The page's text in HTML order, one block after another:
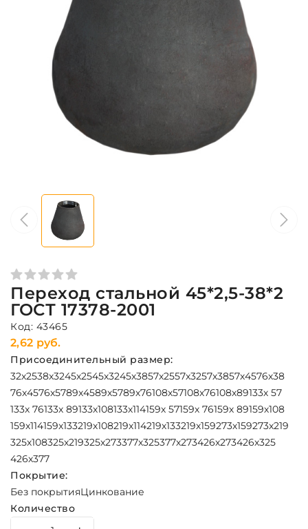
Переход стальной 45*2,5-38*2
ГОСТ 17378-2001
Код: 43465
2,62 руб.
Присоединительный размер:
32х2538х3245х2545х3245х3857х2557х3257х3857х4576х38
76х4576х5789х4589х5789х76108х57108х76108х89133х 57
133х 76133х 89133х108133х114159х 57159х 76159х 89159х108
159х114159х133219х108219х114219х133219х159273х159273х219
325х108325х219325х273377х325377х273426х273426х325
426х377
Покрытие:
Без покрытияЦинкование
Количество